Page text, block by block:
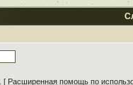
[ Расширенная помощь по